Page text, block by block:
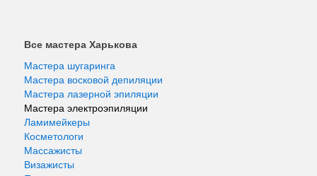
Все мастера Харькова
Мастера шугаринга
Мастера восковой депиляции
Мастера лазерной эпиляции
Мастера электроэпиляции
Ламимейкеры
Косметологи
Массажисты
Визажисты